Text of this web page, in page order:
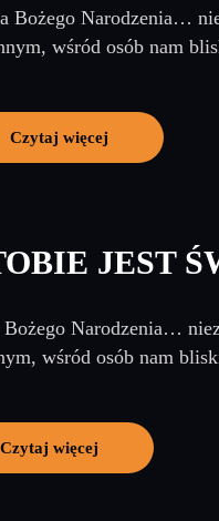
Bożego Narodzenia…
wśród osób nam
Czytaj więcej
JEST
Bożego Narodzenia…
wśród osób nam
Czytaj więcej